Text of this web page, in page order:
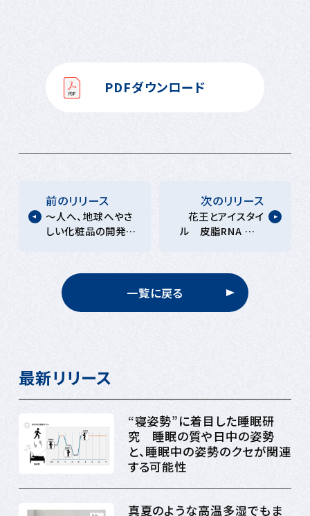
PDFダウンロード
前のリリース
～人へ、地球へやさ
しい化粧品の開発を
分がサンゴの成育に
影響しないことを確
認 サンゴ養殖の金
次のリリース
花王とアイスタイ
ル 皮脂RNA モニ
化粧品との出会いを
創出 2022年春か
ら顧客満足と商品廃
一覧に戻る
最新リリース
“寝姿勢”に着目した睡眠研
究 睡眠の質や日中の姿勢
と、睡眠中の姿勢のクセが関連
する可能性
真夏のような高温多湿でもま